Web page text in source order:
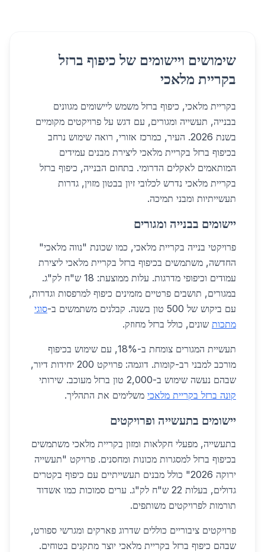
שימושים ויישומים של כיפוף ברזל
בקריית מלאכי
בקריית מלאכי, כיפוף ברזל משמש ליישומים מגוונים
בבנייה, תעשייה ומגורים, עם דגש על פרויקטים מקומיים
בשנת 2026. העיר, כמרכז אזורי, רואה שימוש נרחב
בכיפוף ברזל בקריית מלאכי ליצירת מבנים עמידים
המותאמים לאקלים הדרומי. בתחום הבנייה, כיפוף ברזל
בקריית מלאכי נדרש לכלובי זיון בבטון מזוין, גדרות
תעשייתיות ומבני תמיכה.
יישומים בבנייה ומגורים
פרויקטי בנייה בקריית מלאכי, כמו שכונת "נווה מלאכי"
החדשה, משתמשים בכיפוף ברזל בקריית מלאכי ליצירת
עמודים וכיפופי מדרגות. עלות ממוצעת: 18 ש"ח לק"ג.
במגורים, תושבים פרטיים מזמינים כיפוף למרפסות וגדרות,
עם ביקוש של 500 טון בשנה. קבלנים משתמשים ב-
סוגי
מתכות שונים, כולל ברזל מחוזק.
תעשיית המגורים צומחת ב-18%, עם שימוש בכיפוף
מורכב למבני רב-קומות. דוגמה: פרויקט 200 יחידות דיור,
שבהם נעשה שימוש ב-2,000 טון ברזל מעוכב. שירותי
קונה ברזל בקריית מלאכי משלימים את התהליך.
יישומים בתעשייה ופרויקטים
בתעשייה, מפעלי חקלאות ומזון בקריית מלאכי משתמשים
בכיפוף ברזל למסגרות מכונות ומחסנים. פרויקט "תעשייה
ירוקה 2026" כולל מבנים תעשייתיים עם כיפוף בקטרים
גדולים, בעלות 22 ש"ח לק"ג. ערים סמוכות כמו אשדוד
תורמות לפרויקטים משותפים.
פרויקטים ציבוריים כוללים שדרוג פארקים ומגרשי ספורט,
שבהם כיפוף ברזל בקריית מלאכי יוצר מתקנים בטוחים.